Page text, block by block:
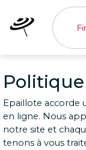
Epaillote accorde
en ligne. Nous
notre site et
tenons à vous